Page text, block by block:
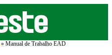
» Manual de Trabalho EAD